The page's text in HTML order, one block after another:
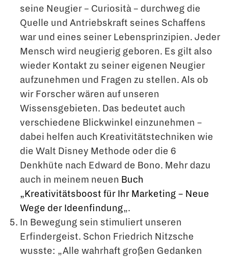
seine Neugier – Curiosità – durchweg die
Quelle und Antriebskraft seines Schaffens
war und eines seiner Lebensprinzipien. Jeder
Mensch wird neugierig geboren. Es gilt also
wieder Kontakt zu seiner eigenen Neugier
aufzunehmen und Fragen zu stellen. Als ob
wir Forscher wären auf unseren
Wissensgebieten. Das bedeutet auch
verschiedene Blickwinkel einzunehmen –
dabei helfen auch Kreativitätstechniken wie
die Walt Disney Methode oder die 6
Denkhüte nach Edward de Bono. Mehr dazu
auch in meinem neuen Buch
„Kreativitätsboost für Ihr Marketing – Neue
Wege der Ideenfindung„.
In Bewegung sein stimuliert unseren
Erfindergeist. Schon Friedrich Nitzsche
wusste: „Alle wahrhaft großen Gedanken